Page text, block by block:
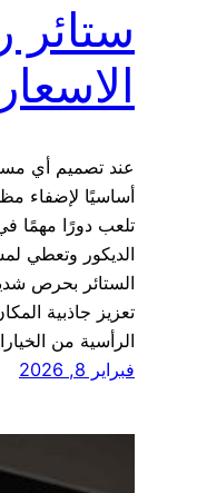
ستائر
الاسعار
عند تصميم أي
أساسيًا لإضفاء
تلعب دورًا مهمًا
الديكور وتعطي
الستائر بحرص
تعزيز جاذبية
الرأسية من
فبراير 8, 2026